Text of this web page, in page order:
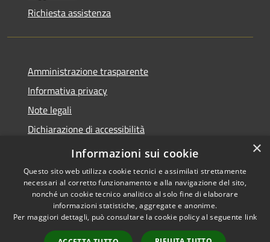
Richiesta assistenza
Amministrazione trasparente
Informativa privacy
Note legali
Dichiarazione di accessibilità
Moduli Privacy Amministrazione trasparente
Accessibilità
Copyright © 2026 • Comune di
Limana • Powered by
Municipium• Accesso
×
Informazioni sui cookie
Questo sito web utilizza cookie tecnici e assimilati strettamente
necessari al corretto funzionamento e alla navigazione del sito,
nonché un cookie tecnico analitico al solo fine di elaborare
informazioni statistiche, aggregate e anonime.
Per maggiori dettagli, può consultare la cookie policy al seguente link